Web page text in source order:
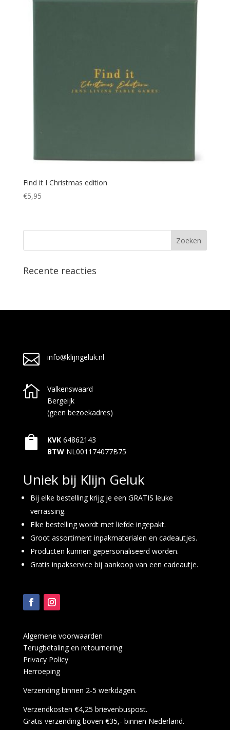
Find it I Christmas edition
€5,95
Recente reacties
 info@klijngeluk.nl

Valkenswaard
Bergeijk
(geen bezoekadres)
 KVK 64862143
BTW NL001174077B75
Uniek bij Klijn Geluk
Bij elke bestelling krijg je een GRATIS leuke
verrassing.
Elke bestelling wordt met liefde ingepakt.
Groot assortiment inpakmaterialen en cadeautjes.
Producten kunnen gepersonaliseerd worden.
Gratis inpakservice bij aankoop van een cadeautje.
Algemene voorwaarden
Terugbetaling en retournering
Privacy Policy
Herroeping
Verzending binnen 2-5 werkdagen.
Verzendkosten €4,25 brievenbuspost.
Gratis verzending boven €35,- binnen Nederland.